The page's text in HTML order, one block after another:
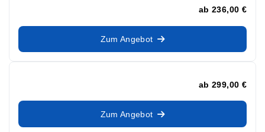
ab 236,00 €
Zum Angebot
ab 299,00 €
Zum Angebot